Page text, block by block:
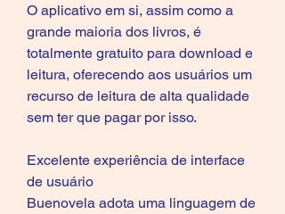
O aplicativo em si, assim como a
grande maioria dos livros, é
totalmente gratuito para download e
leitura, oferecendo aos usuários um
recurso de leitura de alta qualidade
sem ter que pagar por isso.
Excelente experiência de interface
de usuário
Buenovela adota uma linguagem de